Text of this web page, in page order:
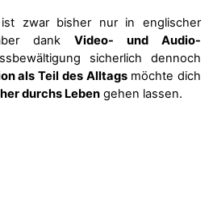
zwar bisher nur in englischer
dank Video- und Audio-
sicherlich dennoch
als Teil des Alltagsmöchte dich
durchs Leben gehen lassen.